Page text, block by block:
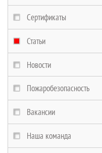
Сертификаты
Статьи
Новости
Пожаробезопасность
Вакансии
Наша команда